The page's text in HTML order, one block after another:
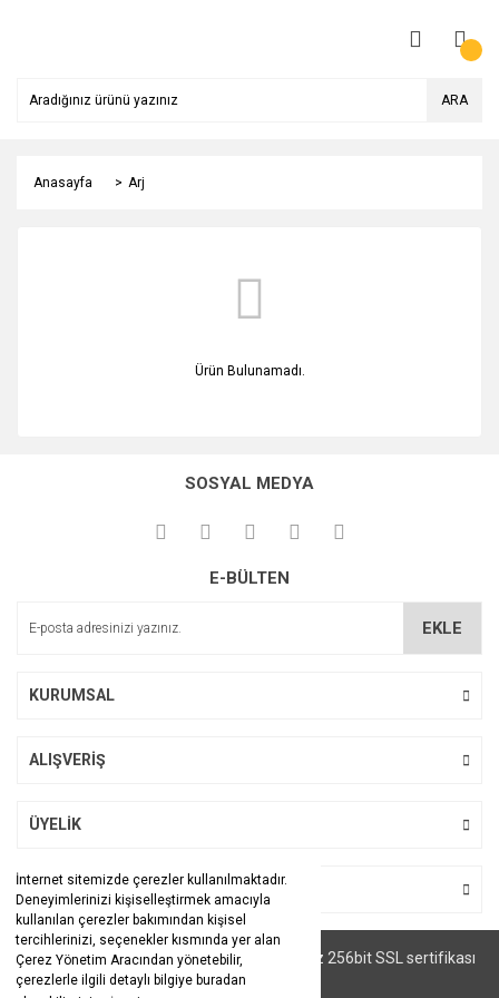
İnternet sitemizde çerezler kullanılmaktadır.
Deneyimlerinizi kişiselleştirmek amacıyla
kullanılan çerezler bakımından kişisel
tercihlerinizi, seçenekler kısmında yer alan
Çerez Yönetim Aracından yönetebilir,
çerezlerle ilgili detaylı bilgiye buradan
ARA
Anasayfa Arj
Ürün Bulunamadı.
SOSYAL MEDYA
E-BÜLTEN
EKLE
KURUMSAL
ALIŞVERİŞ
ÜYELİK
BİZİ TAKİP EDİN
© Tüm hakları saklıdır. Kredi kartı bilgileriniz 256bit SSL sertifikası
ile korunmaktadır.